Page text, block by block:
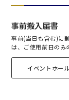
事前搬入届書
事前(当日も含む)に
は、ご使用前日のみ
イベントホール
人数／レ
スクール
2名掛け